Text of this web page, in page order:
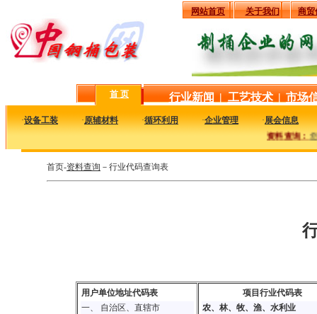
网站首页 关于我们 商贸
首 页 行业新闻 | 工艺技术 | 市场
·设备工装 ·原辅材料 ·循环利用 ·企业管理 ·展会信息
资料查询：您也
首页-资料查询 －行业代码查询表
用户单位地址代码表
一、 自治区、直辖市
项目行业代码表
农、林、牧、渔、水利业